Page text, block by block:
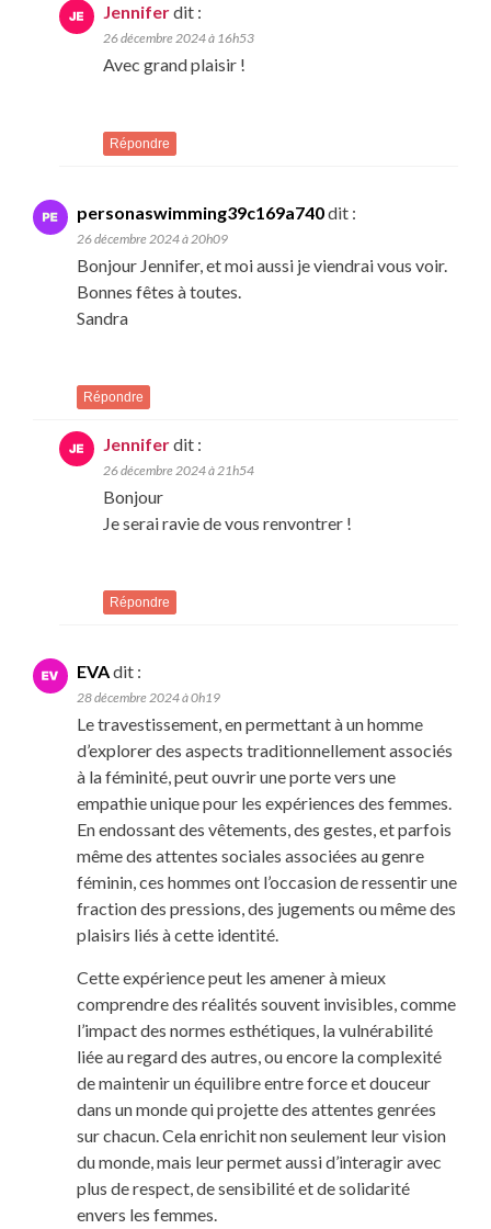
Jenniferdit :
26 décembre 2024 à 16h53
Avec grand plaisir !
Répondre
personaswimming39c169a740dit :
26 décembre 2024 à 20h09
Bonjour Jennifer, et moi aussi je viendrai vous voir.
Bonnes fêtes à toutes.
Sandra
Répondre
Jenniferdit :
26 décembre 2024 à 21h54
Bonjour
Je serai ravie de vous renvontrer !
Répondre
EVAdit :
28 décembre 2024 à 0h19
Le travestissement, en permettant à un homme
d’explorer des aspects traditionnellement associés
à la féminité, peut ouvrir une porte vers une
empathie unique pour les expériences des femmes.
En endossant des vêtements, des gestes, et parfois
même des attentes sociales associées au genre
féminin, ces hommes ont l’occasion de ressentir une
fraction des pressions, des jugements ou même des
plaisirs liés à cette identité.
Cette expérience peut les amener à mieux
comprendre des réalités souvent invisibles, comme
l’impact des normes esthétiques, la vulnérabilité
liée au regard des autres, ou encore la complexité
de maintenir un équilibre entre force et douceur
dans un monde qui projette des attentes genrées
sur chacun. Cela enrichit non seulement leur vision
du monde, mais leur permet aussi d’interagir avec
plus de respect, de sensibilité et de solidarité
envers les femmes.